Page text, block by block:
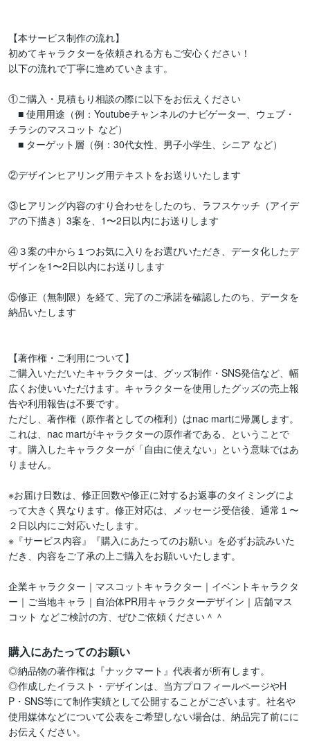
【本サービス制作の流れ】
初めてキャラクターを依頼される方もご安心ください！
以下の流れで丁寧に進めていきます。
①ご購入・見積もり相談の際に以下をお伝えください
■ 使用用途（例：Youtubeチャンネルのナビゲーター、ウェブ・
チラシのマスコット など）
■ ターゲット層（例：30代女性、男子小学生、シニア など）
②デザインヒアリング用テキストをお送りいたします
③ヒアリング内容のすり合わせをしたのち、ラフスケッチ（アイデ
アの下描き）3案を、1〜2日以内にお送りします
④３案の中から１つお気に入りをお選びいただき、データ化したデ
ザインを1〜2日以内にお送りします
⑤修正（無制限）を経て、完了のご承諾を確認したのち、データを
納品いたします
【著作権・ご利用について】
ご購入いただいたキャラクターは、グッズ制作・SNS発信など、幅
広くお使いいただけます。キャラクターを使用したグッズの売上報
告や利用報告は不要です。
ただし、著作権（原作者としての権利）はnac martに帰属します。
これは、nac martがキャラクターの原作者である、ということで
す。購入したキャラクターが「自由に使えない」という意味ではあ
りません。
※お届け日数は、修正回数や修正に対するお返事のタイミングによ
って大きく異なります。修正対応は、メッセージ受信後、通常１〜
２日以内にご対応いたします。
※『サービス内容』『購入にあたってのお願い』を必ずお読みいた
だき、内容をご了承の上ご購入をお願いいたします。
企業キャラクター｜マスコットキャラクター｜イベントキャラクタ
ー｜ご当地キャラ｜自治体PR用キャラクターデザイン｜店舗マス
コット などご検討の方、ぜひご依頼ください＾＾
購入にあたってのお願い
◎納品物の著作権は『ナックマート』代表者が所有します。
◎作成したイラスト・デザインは、当方プロフィールページやH
P・SNS等にて制作実績として公開することがございます。社名や
使用媒体などについて公表をご希望しない場合は、納品完了前にに
お伝えください。